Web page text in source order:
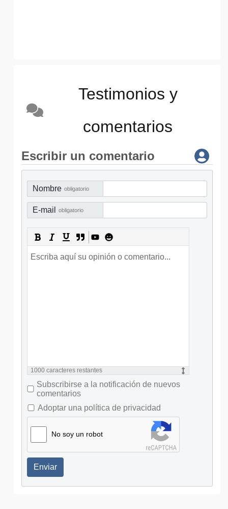
Testimonios y
comentarios
Escribir un comentario
Nombre obligatorio
E-mail obligatorio
1000 caracteres restantes
Subscribirse a la notificación de nuevos
comentarios
Adoptar una política de privacidad
No soy un robot
Enviar